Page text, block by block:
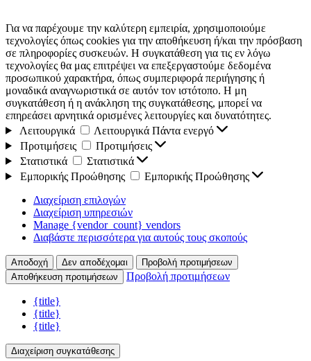
Για να παρέχουμε την καλύτερη εμπειρία, χρησιμοποιούμε
τεχνολογίες όπως cookies για την αποθήκευση ή/και την πρόσβαση
σε πληροφορίες συσκευών. Η συγκατάθεση για τις εν λόγω
τεχνολογίες θα μας επιτρέψει να επεξεργαστούμε δεδομένα
προσωπικού χαρακτήρα, όπως συμπεριφορά περιήγησης ή
μοναδικά αναγνωριστικά σε αυτόν τον ιστότοπο. Η μη
συγκατάθεση ή η ανάκληση της συγκατάθεσης, μπορεί να
επηρεάσει αρνητικά ορισμένες λειτουργίες και δυνατότητες.
Λειτουργικά
Λειτουργικά Πάντα ενεργό
Προτιμήσεις
Προτιμήσεις
Στατιστικά
Στατιστικά
Εμπορικής Προώθησης
Εμπορικής Προώθησης
Διαχείριση επιλογών
Διαχείριση υπηρεσιών
Manage {vendor_count} vendors
Διαβάστε περισσότερα για αυτούς τους σκοπούς
Αποδοχή Δεν αποδέχομαι
Προβολή προτιμήσεων
Αποθήκευση προτιμήσεων
Προβολή προτιμήσεων
{title}
{title}
{title}
Διαχείριση συγκατάθεσης